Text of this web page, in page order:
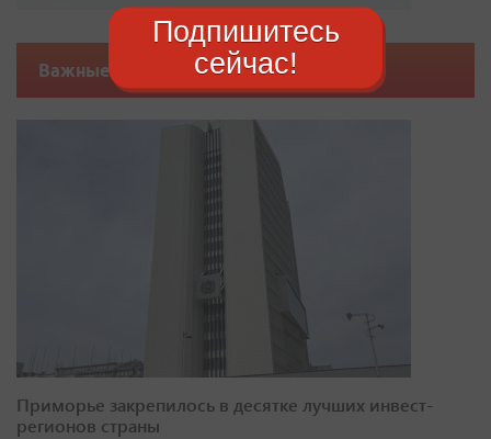
Важные новости
Приморье закрепилось в десятке лучших инвест-
регионов страны
Подпишитесь
сейчас!